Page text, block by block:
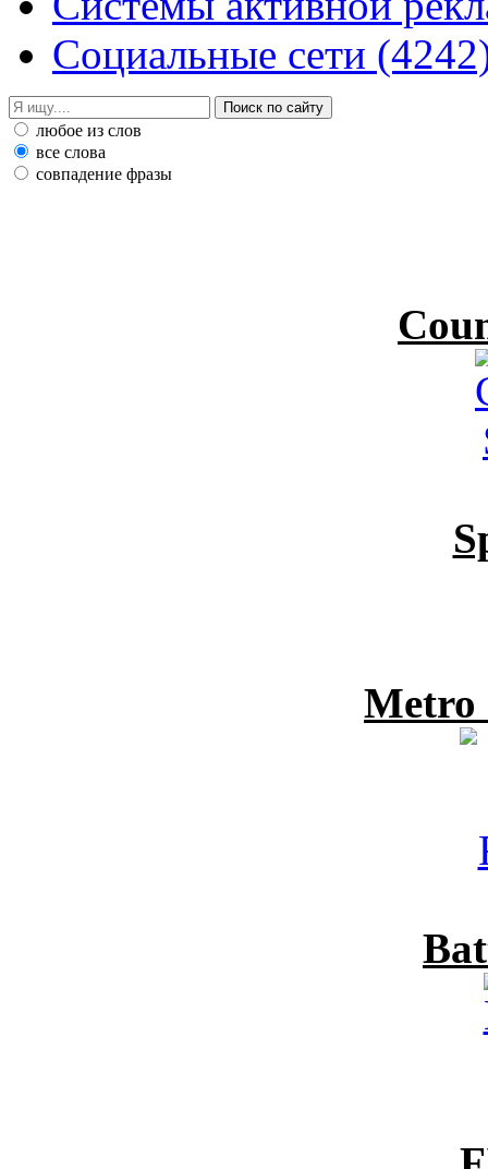
Социальные сети
любое из слов
все слова
совпадение фразы
Metro